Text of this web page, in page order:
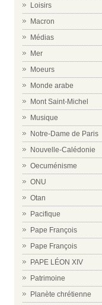
Loisirs
Macron
Médias
Mer
Moeurs
Monde arabe
Mont Saint-Michel
Musique
Notre-Dame de Paris
Nouvelle-Calédonie
Oecuménisme
ONU
Otan
Pacifique
Pape François
Pape François
PAPE LÉON XIV
Patrimoine
Planète chrétienne